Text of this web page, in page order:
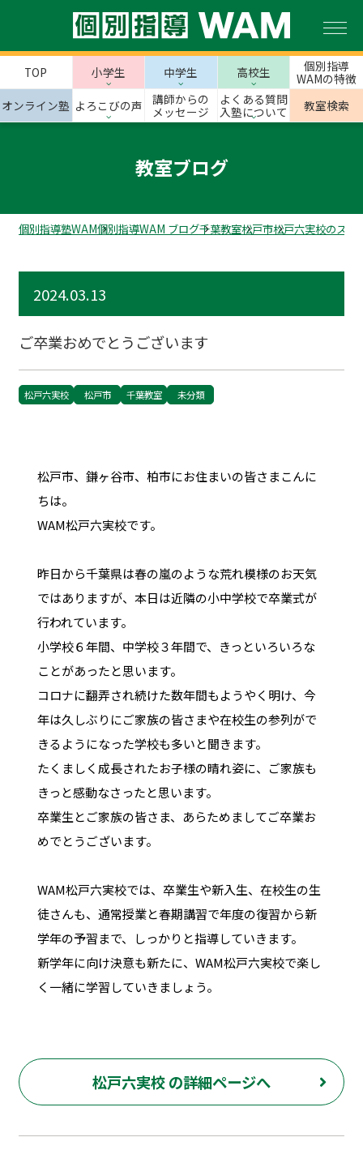
TOP 小学生 中学生 高校生
個別指導
WAMの特徴
オンライン塾 よろこびの声
講師からの
メッセージ
よくある質問
入塾について
教室検索
教室ブログ
個別指導塾WAM個別指導WAM ブログ千葉教室松戸市松戸六実校のスタ
2024.03.13
ご卒業おめでとうございます
松戸六実校 松戸市 千葉教室 未分類
松戸市、鎌ヶ谷市、柏市にお住まいの皆さまこんに
ちは。
WAM松戸六実校です。
昨日から千葉県は春の嵐のような荒れ模様のお天気
ではありますが、本日は近隣の小中学校で卒業式が
行われています。
小学校６年間、中学校３年間で、きっといろいろな
ことがあったと思います。
コロナに翻弄され続けた数年間もようやく明け、今
年は久しぶりにご家族の皆さまや在校生の参列がで
きるようになった学校も多いと聞きます。
たくましく成長されたお子様の晴れ姿に、ご家族も
きっと感動なさったと思います。
卒業生とご家族の皆さま、あらためましてご卒業お
めでとうございます。
WAM松戸六実校では、卒業生や新入生、在校生の生
徒さんも、通常授業と春期講習で年度の復習から新
学年の予習まで、しっかりと指導していきます。
新学年に向け決意も新たに、WAM松戸六実校で楽し
く一緒に学習していきましょう。
松戸六実校 の詳細ページへ